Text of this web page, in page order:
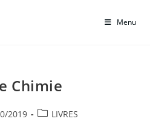
Menu
Chimie
2019
PostLIVRES